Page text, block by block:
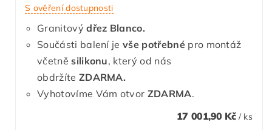
S ověření dostupnosti
Granitový dřez Blanco.
Součásti balení jevše potřebnépro montáž
včetněsilikonu, který od nás
obdržíte ZDARMA.
Vyhotovíme Vám otvor ZDARMA.
17 001,90 Kč / ks